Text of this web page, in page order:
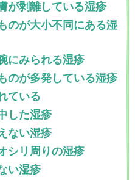
が剥離している湿疹
のが大小不同にある湿
にみられる湿疹
のが多発している湿疹
ている
した湿疹
ない湿疹
シリ周りの湿疹
い湿疹